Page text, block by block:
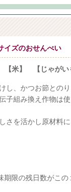
イズのおせんべい
米】 【じゃが
し、かつお節とのり
子組み換え作物は使
さを活かし原材料
限の残日数がこの